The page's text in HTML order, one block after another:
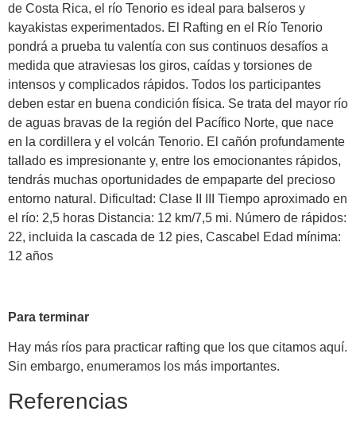
de Costa Rica, el río Tenorio es ideal para balseros y
kayakistas experimentados. El Rafting en el Río Tenorio
pondrá a prueba tu valentía con sus continuos desafíos a
medida que atraviesas los giros, caídas y torsiones de
intensos y complicados rápidos. Todos los participantes
deben estar en buena condición física. Se trata del mayor río
de aguas bravas de la región del Pacífico Norte, que nace
en la cordillera y el volcán Tenorio. El cañón profundamente
tallado es impresionante y, entre los emocionantes rápidos,
tendrás muchas oportunidades de empaparte del precioso
entorno natural. Dificultad: Clase II III Tiempo aproximado en
el río: 2,5 horas Distancia: 12 km/7,5 mi. Número de rápidos:
22, incluida la cascada de 12 pies, Cascabel Edad mínima:
12 años
Para terminar
Hay más ríos para practicar rafting que los que citamos aquí.
Sin embargo, enumeramos los más importantes.
Referencias